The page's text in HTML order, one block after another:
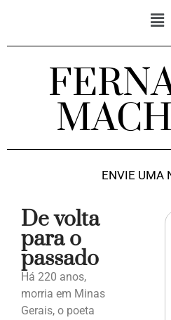
ENVIE UMA
De volta
para o
passado
Há 220 anos,
morria em Minas
Gerais, o poeta